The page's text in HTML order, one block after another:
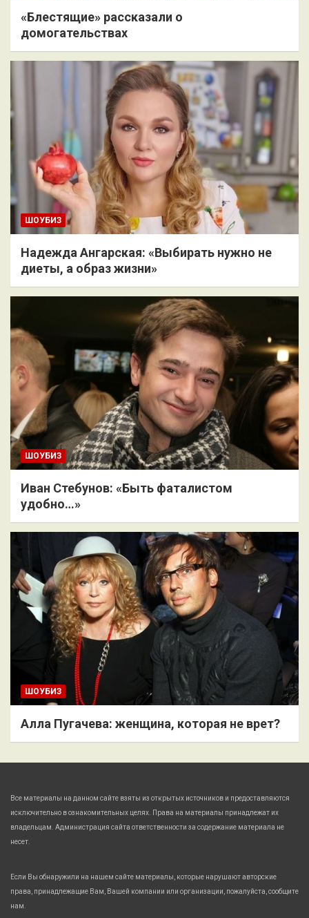
«Блестящие» рассказали о
домогательствах
ШОУБИЗ
Надежда Ангарская: «Выбирать нужно не
диеты, а образ жизни»
ШОУБИЗ
Иван Стебунов: «Быть фаталистом
удобно…»
ШОУБИЗ
Алла Пугачева: женщина, которая не врет?
Все материалы на данном сайте взяты из открытых источников и предоставляются
исключительно в ознакомительных целях. Права на материалы принадлежат их
владельцам. Администрация сайта ответственности за содержание материала не
несет.
Если Вы обнаружили на нашем сайте материалы, которые нарушают авторские
права, принадлежащие Вам, Вашей компании или организации, пожалуйста, сообщите
нам.